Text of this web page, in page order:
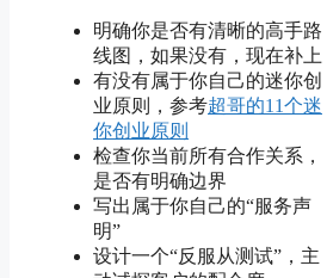
明确你是否有清晰的高手路
线图，如果没有，现在补上
有没有属于你自己的迷你创
业原则，参考超哥的11个迷
你创业原则
检查你当前所有合作关系，
是否有明确边界
写出属于你自己的“服务声
明”
设计一个“反服从测试”，主